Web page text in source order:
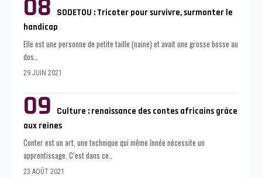
SODETOU : Tricoter pour survivre, surmonter le
handicap
Elle est une personne de petite taille (naine) et avait une grosse bosse au
dos…
29 JUIN 2021
Culture : renaissance des contes africains grâce
aux reines
Conter est un art, une technique qui même înnée nécessite un
apprentissage. C’est dans ce…
23 AOÛT 2021